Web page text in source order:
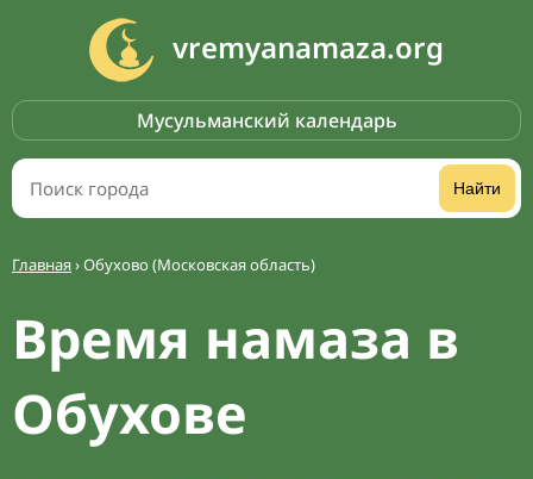
vremyanamaza.org
Мусульманский календарь
Найти
Главная›Обухово (Московская область)
Время намаза в
Обухове